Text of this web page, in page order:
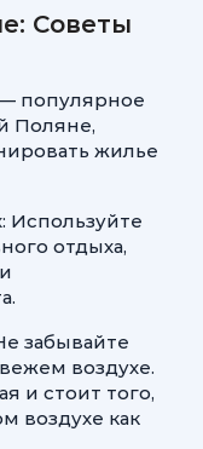
Советы
популярное
Поляне,
жилье
Используйте
отдыха,
забывайте
воздухе.
и стоит того,
воздухе как